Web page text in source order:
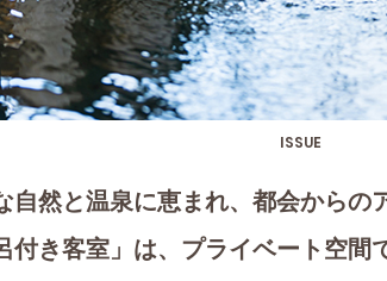
ISSUE
自然と温泉に恵まれ、都会からの
付き客室」は、プライベート空間